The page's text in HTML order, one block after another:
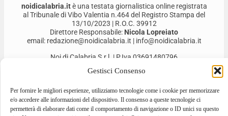
Gestisci Consenso
Per fornire le migliori esperienze, utilizziamo tecnologie come i cookie per memorizzare
e/o accedere alle informazioni del dispositivo. Il consenso a queste tecnologie ci
permetterà di elaborare dati come il comportamento di navigazione o ID unici su questo
noidicalabria.itè una testata giornalistica online registrata
al Tribunale di Vibo Valentia n.464 del Registro Stampa del
13/10/2023 | R.O.C. 39912
Direttore Responsabile: Nicola Lopreiato
email: redazione@noidicalabria.it | info@noidicalabria.it
Noi di Calabria S.r.l. | P.Iva 03691480796